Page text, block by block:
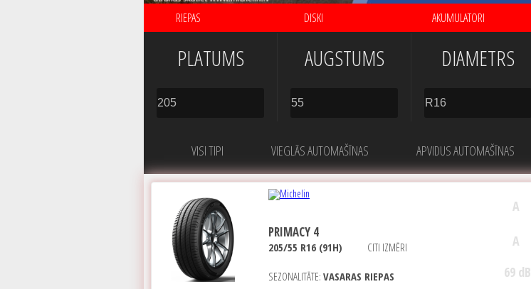
RIEPAS DISKI AKUMULATORI
PLATUMS AUGSTUMS DIAMETRS
VISI TIPI VIEGLĀS AUTOMAŠĪNAS APVIDUS AUTOMAŠĪNAS
A
A
69 dB
PRIMACY 4
205/55 R16 (91H) CITI IZMĒRI
SEZONALITĀTE: VASARAS RIEPAS